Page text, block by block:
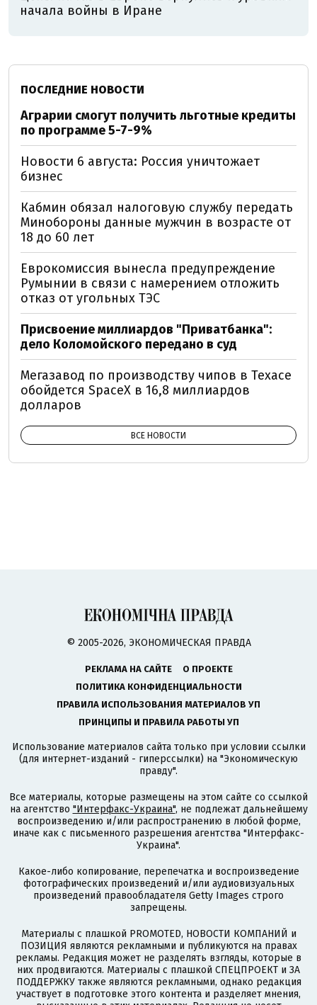
начала войны в Иране
ПОСЛЕДНИЕ НОВОСТИ
Аграрии смогут получить льготные кредиты
по программе 5-7-9%
Новости 6 августа: Россия уничтожает
бизнес
Кабмин обязал налоговую службу передать
Минобороны данные мужчин в возрасте от
18 до 60 лет
Еврокомиссия вынесла предупреждение
Румынии в связи с намерением отложить
отказ от угольных ТЭС
Присвоение миллиардов "Приватбанка":
дело Коломойского передано в суд
Мегазавод по производству чипов в Техасе
обойдется SpaceX в 16,8 миллиардов
долларов
ВСЕ НОВОСТИ
© 2005-2026, ЭКОНОМИЧЕСКАЯ ПРАВДА
РЕКЛАМА НА САЙТЕ
О ПРОЕКТЕ
ПОЛИТИКА КОНФИДЕНЦИАЛЬНОСТИ
ПРАВИЛА ИСПОЛЬЗОВАНИЯ МАТЕРИАЛОВ УП
ПРИНЦИПЫ И ПРАВИЛА РАБОТЫ УП
Использование материалов сайта только при условии ссылки
(для интернет-изданий - гиперссылки) на "Экономическую
правду".
Все материалы, которые размещены на этом сайте со ссылкой
на агентство "Интерфакс-Украина", не подлежат дальнейшему
воспроизведению и/или распространению в любой форме,
иначе как с письменного разрешения агентства "Интерфакс-
Украина".
Какое-либо копирование, перепечатка и воспроизведение
фотографических произведений и/или аудиовизуальных
произведений правообладателя Getty Images строго
запрещены.
Материалы с плашкой PROMOTED, НОВОСТИ КОМПАНИЙ и
ПОЗИЦИЯ являются рекламными и публикуются на правах
рекламы. Редакция может не разделять взгляды, которые в
них продвигаются. Материалы с плашкой СПЕЦПРОЕКТ и ЗА
ПОДДЕРЖКУ также являются рекламными, однако редакция
участвует в подготовке этого контента и разделяет мнения,